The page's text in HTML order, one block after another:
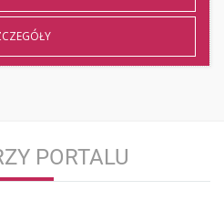
PORTALU